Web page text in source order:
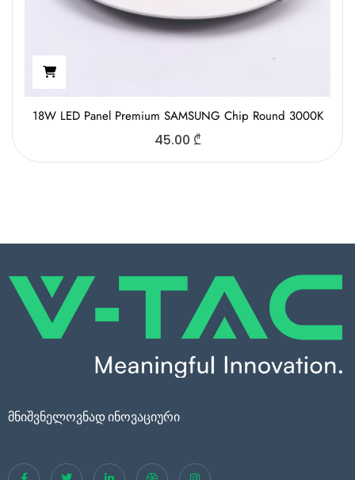
18W LED Panel Premium SAMSUNG Chip Round 3000K
45.00 ₾
მნიშვნელოვნად ინოვაციური